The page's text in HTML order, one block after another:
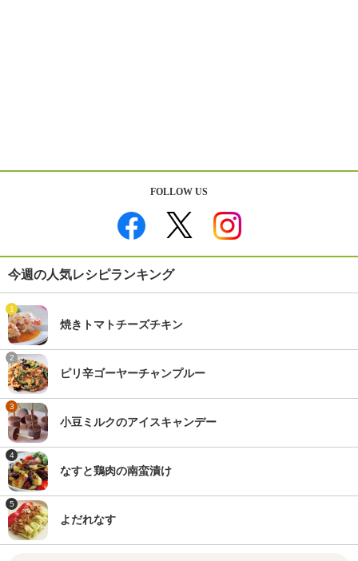
FOLLOW US
今週の人気レシピランキング
1
焼きトマトチーズチキン
2
ピリ辛ゴーヤーチャンプルー
3
小豆ミルクのアイスキャンデー
4
なすと鶏肉の南蛮漬け
5
よだれなす